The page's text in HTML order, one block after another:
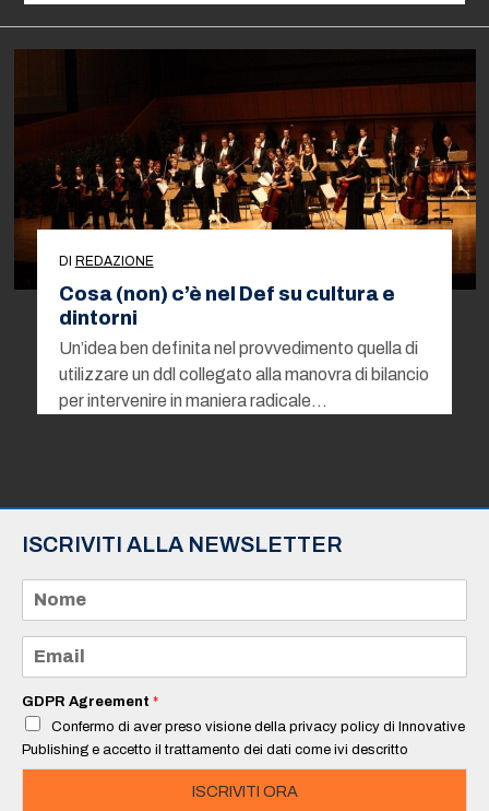
DI REDAZIONE
Cosa (non) c’è nel Def su cultura e
dintorni
Un’idea ben definita nel provvedimento quella di
utilizzare un ddl collegato alla manovra di bilancio
per intervenire in maniera radicale…
ISCRIVITI ALLA NEWSLETTER
m
e
a
i
*
GDPR Agreement *
Confermo di aver preso visione della privacy policy di Innovative
Publishing e accetto il trattamento dei dati come ivi descritto
ISCRIVITI ORA